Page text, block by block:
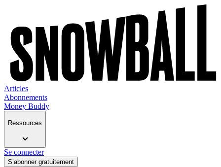
Articles
Abonnements
Money Buddy
Ressources
Se connecter
S’abonner gratuitement